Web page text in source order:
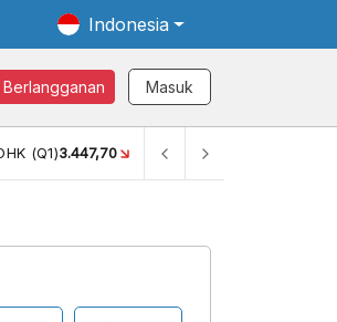
Indonesia
Berlangganan Masuk
(Q1)3.447,70 GINI RASIO (SEM2)